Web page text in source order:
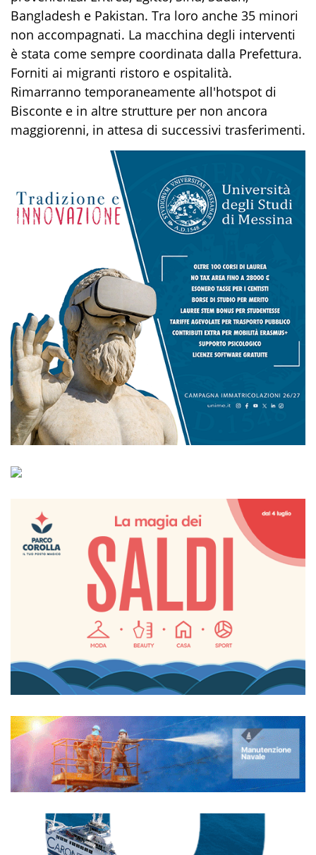
Bangladesh e Pakistan. Tra loro anche 35 minori
non accompagnati. La macchina degli interventi
è stata come sempre coordinata dalla Prefettura.
Forniti ai migranti ristoro e ospitalità.
Rimarranno temporaneamente all'hotspot di
Bisconte e in altre strutture per non ancora
maggiorenni, in attesa di successivi trasferimenti.